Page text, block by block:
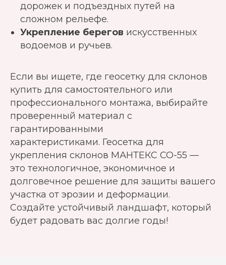
дорожек и подъездных путей на
сложном рельефе.
Укрепление берегов искусственных
водоемов и ручьев.
Если вы ищете, где геосетку для склонов
купить для самостоятельного или
профессионального монтажа, выбирайте
проверенный материал с
гарантированными
характеристиками. Геосетка для
укрепления склонов МАНТЕКС СО-55 —
это технологичное, экономичное и
долговечное решение для защиты вашего
участка от эрозии и деформации.
Создайте устойчивый ландшафт, который
будет радовать вас долгие годы!